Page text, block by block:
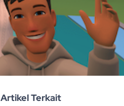
Artikel Terkait